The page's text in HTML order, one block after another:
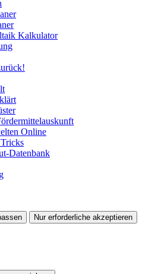
Kalkulator
Online
Datenbank
Nur erforderliche akzeptieren